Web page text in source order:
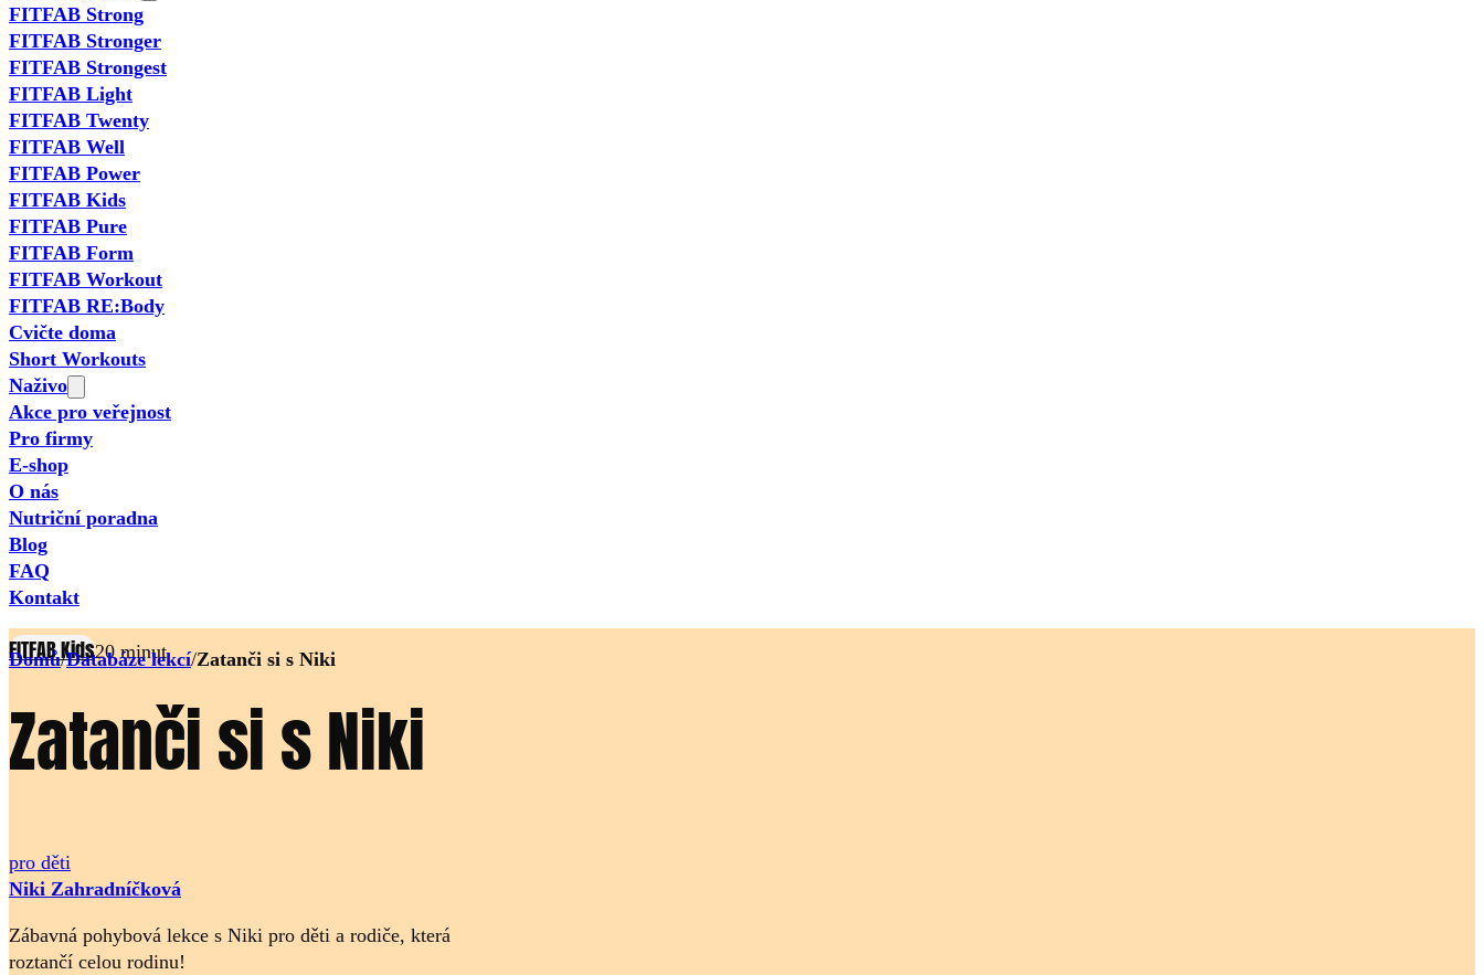
FITFAB Strong
FITFAB Stronger
FITFAB Strongest
FITFAB Light
FITFAB Twenty
FITFAB Well
FITFAB Power
FITFAB Kids
FITFAB Pure
FITFAB Form
FITFAB Workout
FITFAB RE:Body
Cvičte doma
Short Workouts
Naživo
Akce pro veřejnost
Pro firmy
E-shop
O nás
Nutriční poradna
Blog
FAQ
Kontakt
Domů/Databáze lekcí/Zatanči si s Niki
FITFAB Kids20 minut
Zatanči si s Niki
pro děti
Niki Zahradníčková
Zábavná pohybová lekce s Niki pro děti a rodiče, která
roztančí celou rodinu!